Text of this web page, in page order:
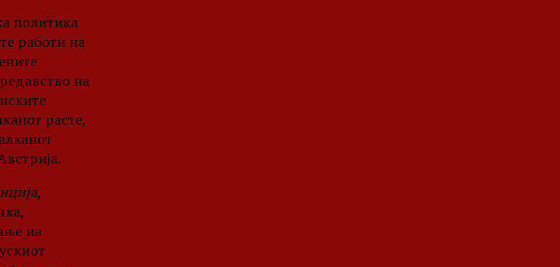
политика
работи на
на
расте,
,
на